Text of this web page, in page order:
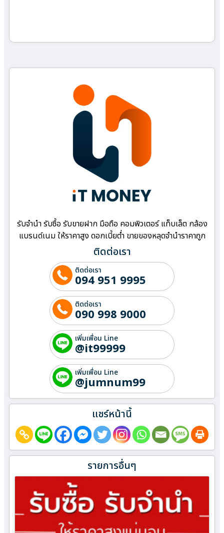
รับจำนำ รับซื้อ รับขายฝาก มือถือ คอมพิวเตอร์ แท็บเล็ต กล้อง
แบรนด์เนม ให้ราคาสูง ดอกเบี้ยต่ำ ขายของหลุดจำนำราคาถูก
ติดต่อเรา
ติดต่อเรา
094 951 9995
ติดต่อเรา
090 998 9000
เพิ่มเพื่อน Line
@it99999
เพิ่มเพื่อน Line
@jumnum99
แชร์หน้านี้
รายการอื่นๆ